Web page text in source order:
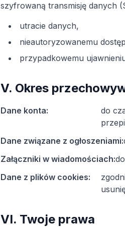
szyfrowaną transmisję danych
utracie danych,
nieautoryzowanemu
przypadkowemu
V. Okres
Dane konta:
do
Dane związane z ogłoszeniami:
Załączniki w wiadomościach:
Dane z plików cookies:
VI. Twoje prawa